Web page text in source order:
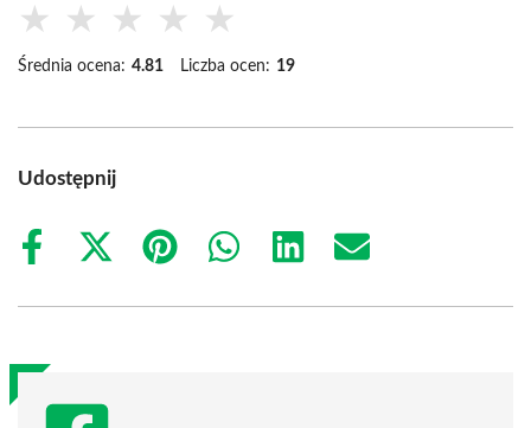
★ ★ ★ ★ ★
Średnia ocena: 4.81 Liczba ocen: 19
Udostępnij
Share
Share
(Twitter)
Share
Share
Share
Share